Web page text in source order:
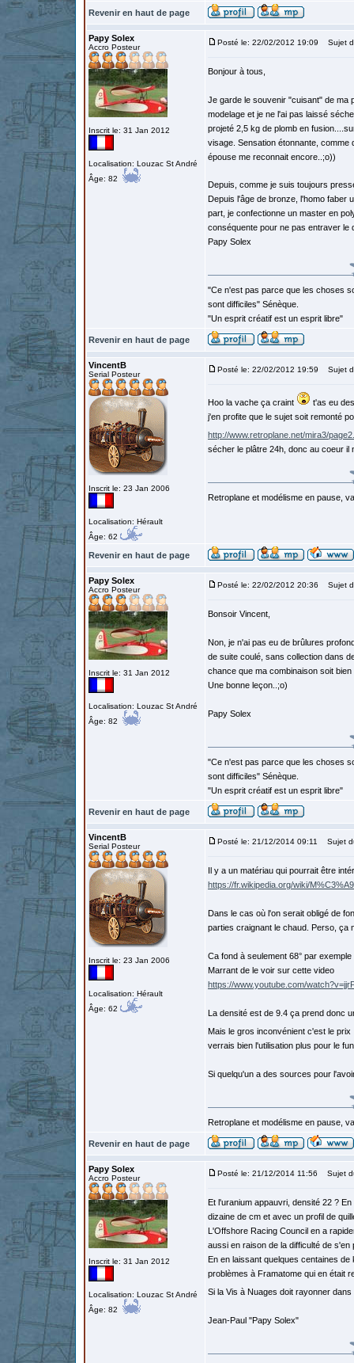
Revenir en haut de page
Papy Solex
Accro Posteur
Inscrit le: 31 Jan 2012
Localisation: Louzac St André
Âge: 82
Posté le: 22/02/2012 19:09 Sujet
Bonjour à tous,
Je garde le souvenir "cuisant" de ma
modelage et je ne l'ai pas laissé
projeté 2,5 kg de plomb en
visage. Sensation étonnante,
épouse me reconnait encore..;o))
Depuis, comme je suis toujours
Depuis l'âge de bronze, l'homo faber
part, je confectionne un master en
conséquente pour ne pas entraver
Papy Solex
"Ce n'est pas parce que les choses
sont difficiles" Sénèque.
"Un esprit créatif est un esprit libre"
Revenir en haut de page
VincentB
Serial Posteur
Inscrit le: 23 Jan 2006
Localisation: Hérault
Âge: 62
Posté le: 22/02/2012 19:59 Sujet
Hoo la vache ça craint
t'as eu
j'en profite que le sujet soit remonté
http://www.retroplane.net/mira3/
sécher le plâtre 24h, donc au coeur il
Retroplane et modélisme en pause,
Revenir en haut de page
Papy Solex
Accro Posteur
Inscrit le: 31 Jan 2012
Localisation: Louzac St André
Âge: 82
Posté le: 22/02/2012 20:36 Sujet
Bonsoir Vincent,
Non, je n'ai pas eu de brûlures
de suite coulé, sans collection dans
chance que ma combinaison soit
Une bonne leçon..;o)
Papy Solex
"Ce n'est pas parce que les choses
sont difficiles" Sénèque.
"Un esprit créatif est un esprit libre"
Revenir en haut de page
VincentB
Serial Posteur
Inscrit le: 23 Jan 2006
Localisation: Hérault
Âge: 62
Posté le: 21/12/2014 09:11 Sujet
Il y a un matériau qui pourrait être
https://fr.wikipedia.org/wiki/
Dans le cas où l'on serait obligé de
parties craignant le chaud. Perso, ça
Ca fond à seulement 68° par
Marrant de le voir sur cette video
https://www.youtube.com/
La densité est de 9.4 ça prend donc
Mais le gros inconvénient c'est le prix
verrais bien l'utilisation plus pour le fun
Si quelqu'un a des sources pour
Retroplane et modélisme en pause,
Revenir en haut de page
Papy Solex
Accro Posteur
Inscrit le: 31 Jan 2012
Localisation: Louzac St André
Âge: 82
Posté le: 21/12/2014 11:56 Sujet
Et l'uranium appauvri, densité 22 ?
dizaine de cm et avec un profil de
L'Offshore Racing Council en a
aussi en raison de la difficulté de s'en
En en laissant quelques centaines de
problèmes à Framatome qui en était
Si la Vis à Nuages doit rayonner
Jean-Paul "Papy Solex"